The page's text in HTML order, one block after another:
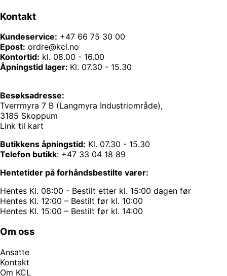
Kontakt
Kundeservice: +47 66 75 30 00
Epost: ordre@kcl.no
Kontortid: kl. 08.00 - 16.00
Åpningstid lager: Kl. 07.30 - 15.30
Besøksadresse:
Tverrmyra 7 B (Langmyra Industriområde),
3185 Skoppum
Link til kart
Butikkens åpningstid: Kl. 07.30 - 15.30
Telefon butikk: +47 33 04 18 89
Hentetider på forhåndsbestilte varer:
Hentes Kl. 08:00 - Bestilt etter kl. 15:00 dagen før
Hentes Kl. 12:00 – Bestilt før kl. 10:00
Hentes Kl. 15:00 – Bestilt før kl. 14:00
Om oss
Ansatte
Kontakt
Om KCL